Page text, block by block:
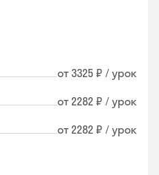
от 3325 ₽ / урок
от 2282 ₽ / урок
от 2282 ₽ / урок